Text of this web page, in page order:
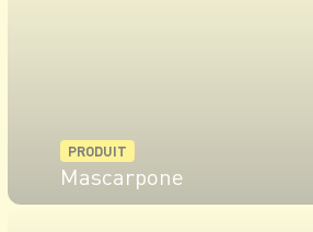
PRODUIT
Mascarpone